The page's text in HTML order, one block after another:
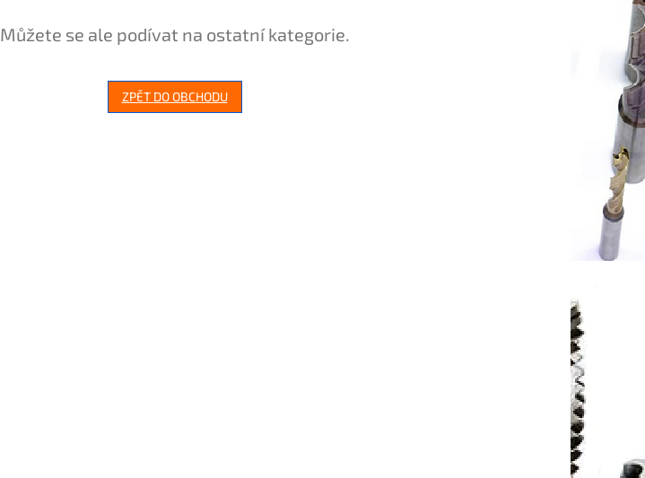
Můžete se ale podívat na ostatní kategorie.
ZPĚT DO OBCHODU